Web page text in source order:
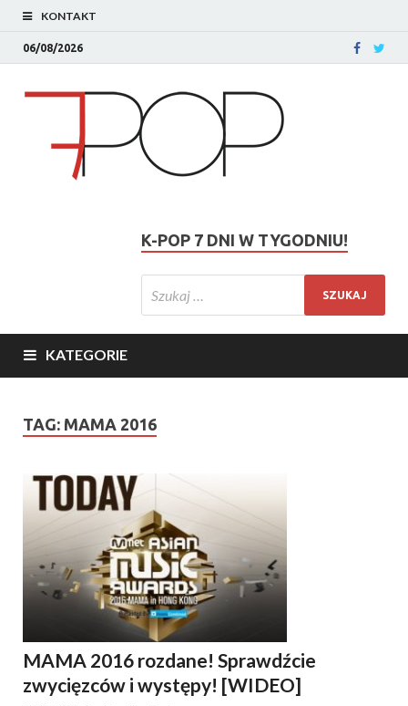
KONTAKT
06/08/2026
K-POP 7 DNI W TYGODNIU!
KATEGORIE
TAG: MAMA 2016
MAMA 2016 rozdane! Sprawdźcie
zwycięzców i występy! [WIDEO]